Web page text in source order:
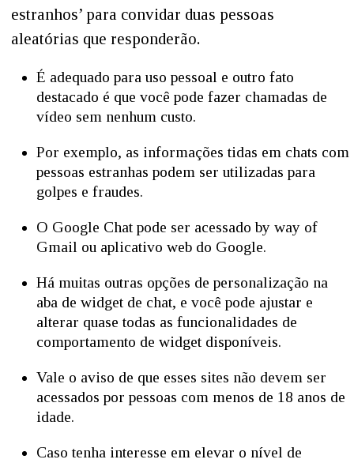
estranhos’ para convidar duas pessoas
aleatórias que responderão.
É adequado para uso pessoal e outro fato
destacado é que você pode fazer chamadas de
vídeo sem nenhum custo.
Por exemplo, as informações tidas em chats com
pessoas estranhas podem ser utilizadas para
golpes e fraudes.
O Google Chat pode ser acessado by way of
Gmail ou aplicativo web do Google.
Há muitas outras opções de personalização na
aba de widget de chat, e você pode ajustar e
alterar quase todas as funcionalidades de
comportamento de widget disponíveis.
Vale o aviso de que esses sites não devem ser
acessados por pessoas com menos de 18 anos de
idade.
Caso tenha interesse em elevar o nível de